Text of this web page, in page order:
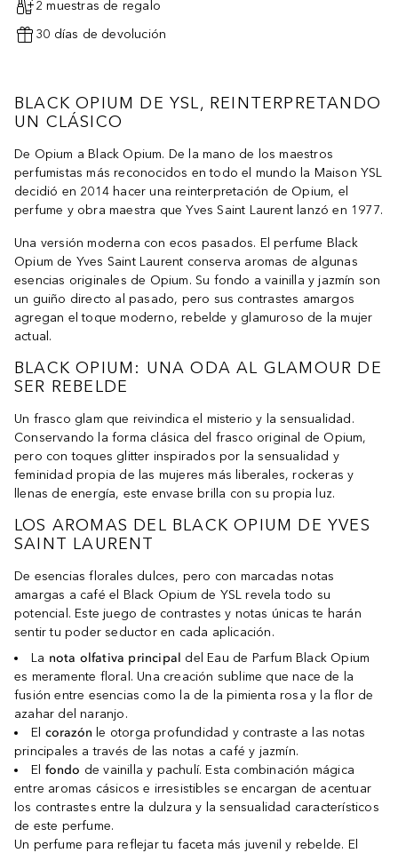
2 muestras de regalo
30 días de devolución
BLACK OPIUM DE YSL, REINTERPRETANDO
UN CLÁSICO
De Opium a Black Opium. De la mano de los maestros
perfumistas más reconocidos en todo el mundo la Maison YSL
decidió en 2014 hacer una reinterpretación de Opium, el
perfume y obra maestra que Yves Saint Laurent lanzó en 1977.
Una versión moderna con ecos pasados. El perfume Black
Opium de Yves Saint Laurent conserva aromas de algunas
esencias originales de Opium. Su fondo a vainilla y jazmín son
un guiño directo al pasado, pero sus contrastes amargos
agregan el toque moderno, rebelde y glamuroso de la mujer
actual.
BLACK OPIUM: UNA ODA AL GLAMOUR DE
SER REBELDE
Un frasco glam que reivindica el misterio y la sensualidad.
Conservando la forma clásica del frasco original de Opium,
pero con toques glitter inspirados por la sensualidad y
feminidad propia de las mujeres más liberales, rockeras y
llenas de energía, este envase brilla con su propia luz.
LOS AROMAS DEL BLACK OPIUM DE YVES
SAINT LAURENT
De esencias florales dulces, pero con marcadas notas
amargas a café el Black Opium de YSL revela todo su
potencial. Este juego de contrastes y notas únicas te harán
sentir tu poder seductor en cada aplicación.
La nota olfativa principal del Eau de Parfum Black Opium
es meramente floral. Una creación sublime que nace de la
fusión entre esencias como la de la pimienta rosa y la flor de
azahar del naranjo.
El corazón le otorga profundidad y contraste a las notas
principales a través de las notas a café y jazmín.
El fondo de vainilla y pachulí. Esta combinación mágica
entre aromas cásicos e irresistibles se encargan de acentuar
los contrastes entre la dulzura y la sensualidad característicos
de este perfume.
Un perfume para reflejar tu faceta más juvenil y rebelde. El